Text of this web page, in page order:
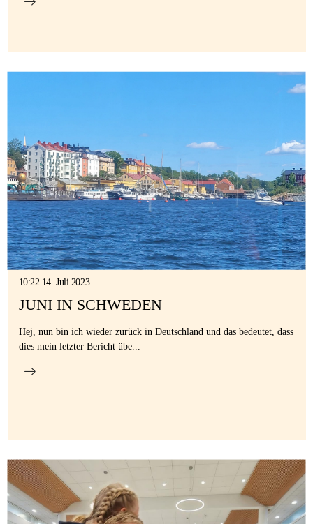
10:22 14. Juli 2023
JUNI IN SCHWEDEN
Hej, nun bin ich wieder zurück in Deutschland und das bedeutet, dass
dies mein letzter Bericht übe...